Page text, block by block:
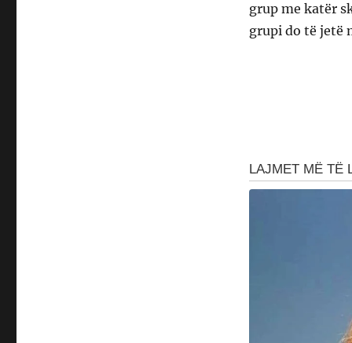
grup me katër
grupi do të jetë